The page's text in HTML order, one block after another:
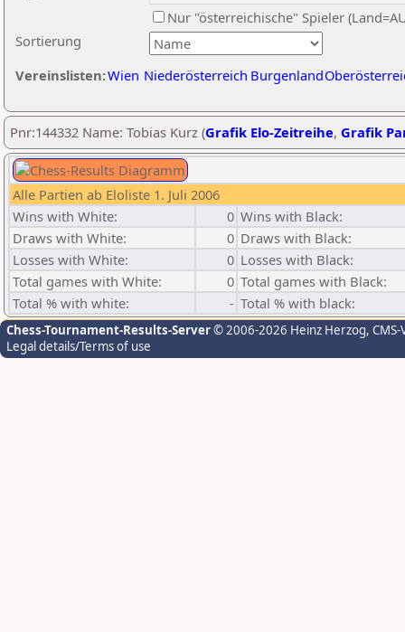
Sortierung
Nur "österreichische" Spieler
Vereinslisten:Wien Niederösterreich Burgenland
Pnr:144332 Name: Tobias Kurz (Grafik Elo-Zeitreihe, Grafik
Alle Partien ab Eloliste 1. Juli 2006
Wins with White:
0 Wins with Black:
Draws with White:
0 Draws with Black:
Losses with White:
0 Losses with Black:
Total games with White:
0 Total games with Black:
Total % with white:
- Total % with black:
Chess-Tournament-Results-Server© 2006-2026 Heinz Herzog,
Legal details/Terms of use